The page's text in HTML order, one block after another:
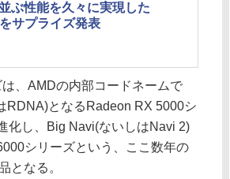
ぶ性能を久々に実現した
サプライズ発表
、AMDの内部コードネームで
RDNA)となるRadeon RX 5000シ
化し、Big Navi(ないしはNavi 2)
シリーズという、ここ数年の
となる。